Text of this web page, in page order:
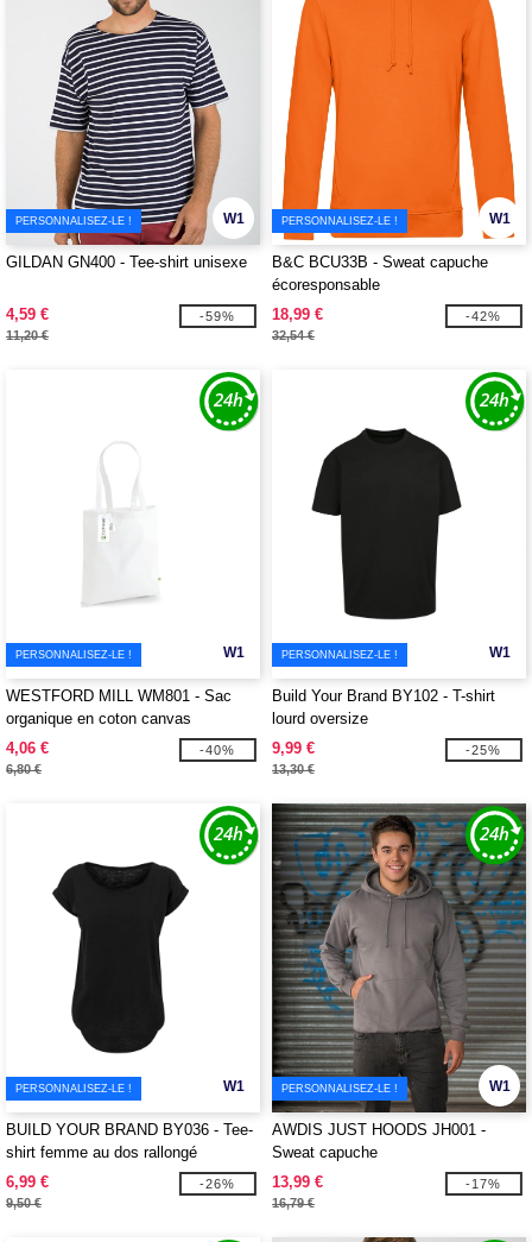
W1
PERSONNALISEZ-LE !
GILDAN GN400 - Tee-shirt unisexe
4,59 €
11,20 €
-59%
W1
PERSONNALISEZ-LE !
B&C BCU33B - Sweat capuche
écoresponsable
18,99 €
32,54 €
-42%
W1
PERSONNALISEZ-LE !
WESTFORD MILL WM801 - Sac
organique en coton canvas
4,06 €
6,80 €
-40%
W1
PERSONNALISEZ-LE !
Build Your Brand BY102 - T-shirt
lourd oversize
9,99 €
13,30 €
-25%
W1
PERSONNALISEZ-LE !
BUILD YOUR BRAND BY036 - Tee-
shirt femme au dos rallongé
6,99 €
9,50 €
-26%
W1
PERSONNALISEZ-LE !
AWDIS JUST HOODS JH001 -
Sweat capuche
13,99 €
16,79 €
-17%